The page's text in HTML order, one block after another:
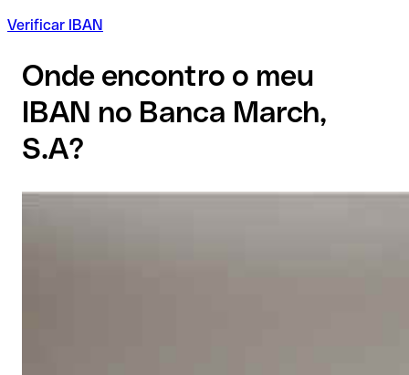
Verificar IBAN
Onde encontro o meu
IBAN no Banca March,
S.A?